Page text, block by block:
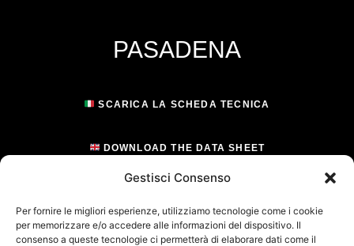
Gestisci Consenso
Per fornire le migliori esperienze, utilizziamo tecnologie come i cookie
per memorizzare e/o accedere alle informazioni del dispositivo. Il
consenso a queste tecnologie ci permetterà di elaborare dati come il
PASADENA
SCARICA LA SCHEDA TECNICA
DOWNLOAD THE DATA SHEET